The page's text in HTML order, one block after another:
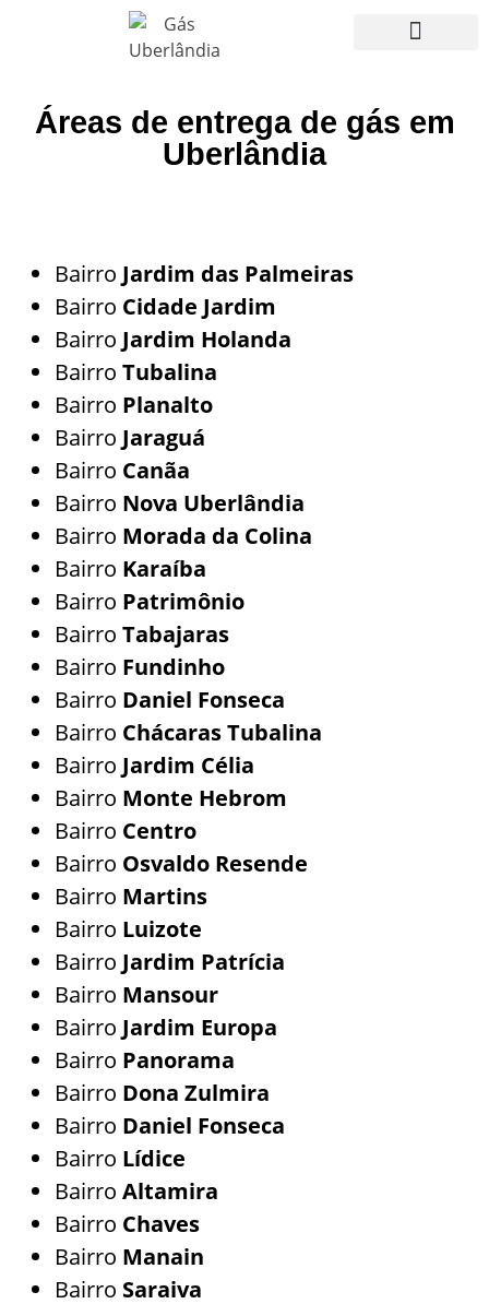
Áreas de entrega de gás em
Uberlândia
Bairro Jardim das Palmeiras
Bairro Cidade Jardim
Bairro Jardim Holanda
Bairro Tubalina
Bairro Planalto
Bairro Jaraguá
Bairro Canãa
Bairro Nova Uberlândia
Bairro Morada da Colina
Bairro Karaíba
Bairro Patrimônio
Bairro Tabajaras
Bairro Fundinho
Bairro Daniel Fonseca
Bairro Chácaras Tubalina
Bairro Jardim Célia
Bairro Monte Hebrom
Bairro Centro
Bairro Osvaldo Resende
Bairro Martins
Bairro Luizote
Bairro Jardim Patrícia
Bairro Mansour
Bairro Jardim Europa
Bairro Panorama
Bairro Dona Zulmira
Bairro Daniel Fonseca
Bairro Lídice
Bairro Altamira
Bairro Chaves
Bairro Manain
Bairro Saraiva